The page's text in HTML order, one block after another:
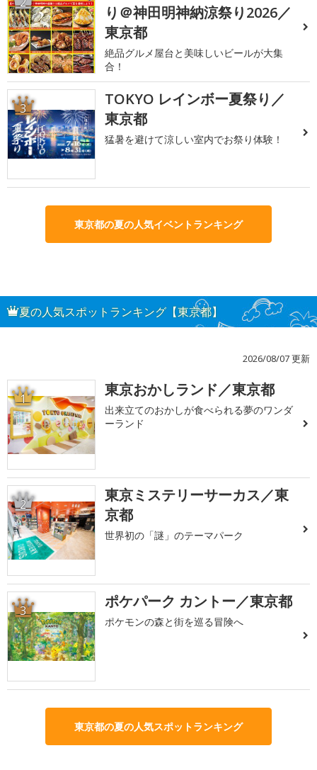
り＠神田明神納涼祭り2026／
東京都
絶品グルメ屋台と美味しいビールが大集
合！
3
TOKYO レインボー夏祭り／
東京都
猛暑を避けて涼しい室内でお祭り体験！
東京都の夏の人気イベントランキング
夏の人気スポットランキング【東京都】
2026/08/07 更新
1 東京おかしランド／東京都
出来立てのおかしが食べられる夢のワンダ
ーランド
2
東京ミステリーサーカス／東
京都
世界初の「謎」のテーマパーク
3 ポケパーク カントー／東京都
ポケモンの森と街を巡る冒険へ
東京都の夏の人気スポットランキング